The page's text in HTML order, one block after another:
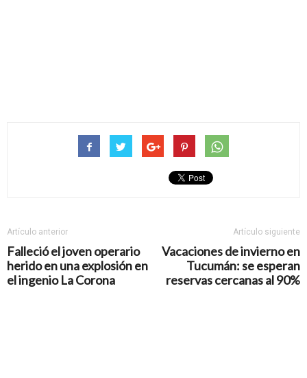
Artículo anterior
Falleció el joven operario
herido en una explosión en
el ingenio La Corona
Artículo siguiente
Vacaciones de invierno en
Tucumán: se esperan
reservas cercanas al 90%